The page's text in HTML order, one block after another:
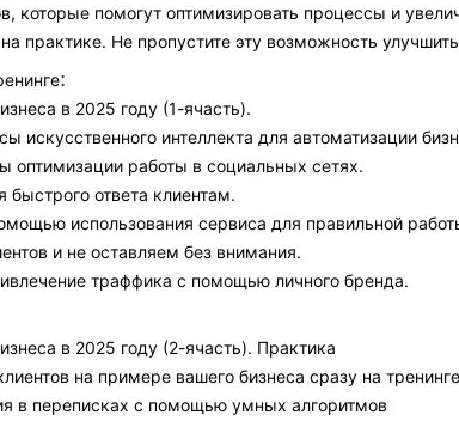
которые помогут оптимизировать процессы и
практике. Не пропустите эту возможность
:
в 2025 году (1-ячасть).
искусственного интеллекта для автоматизации
оптимизации работы в социальных сетях.
ответа клиентам.
использования сервиса для правильной
и не оставляем без внимания.
траффика с помощью личного бренда.
в 2025 году (2-ячасть). Практика
на примере вашего бизнеса сразу на тренинге
в переписках с помощью умных алгоритмов